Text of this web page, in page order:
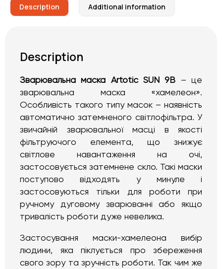
Description Additional information
Description
Зварювальна маска Artotic SUN 9B – це
зварювальна маска «хамелеон».
Особливість такого типу масок – наявність
автоматично затемненого світлофільтра. У
звичайній зварювальної масці в якості
фільтруючого елемента, що знижує
світлове навантаження на очі,
застосовується затемнене скло. Такі маски
поступово відходять у минуле і
застосовуються тільки для роботи при
ручному дуговому зварюванні або якщо
тривалість роботи дуже невелика.
Застосування маски-хамелеона вибір
людини, яка піклується про збереження
свого зору та зручність роботи. Так чим же